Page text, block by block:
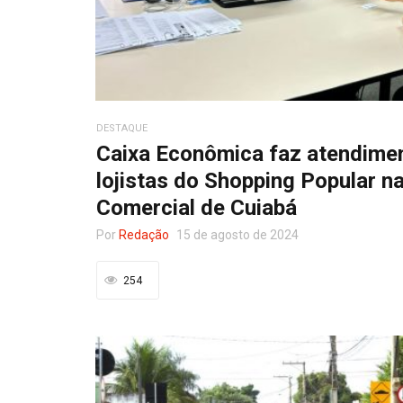
DESTAQUE
Caixa Econômica faz
lojistas do Shopping Popular
Comercial de Cuiabá
Por Redação 15 de agosto de 2024
254